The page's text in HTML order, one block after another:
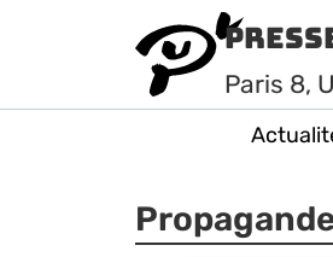
Paris 8,